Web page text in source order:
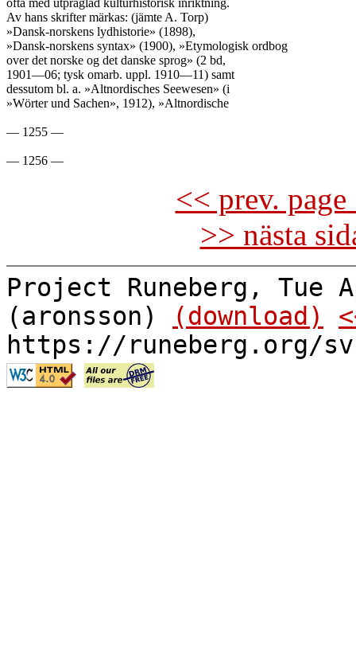
ofta med utpräglad kulturhistorisk inriktning.
Av hans skrifter märkas: (jämte A. Torp)
»Dansk-norskens lydhistorie» (1898),
»Dansk-norskens syntax» (1900), »Etymologisk ordbog
over det norske og det danske sprog» (2 bd,
1901—06; tysk omarb. uppl. 1910—11) samt
dessutom bl. a. »Altnordisches Seewesen» (i
»Wörter und Sachen», 1912), »Altnordische
— 1255 —
<< prev.
>> nästa
Project Runeberg, Tue
(aronsson)
(download)
https://runeberg.org/